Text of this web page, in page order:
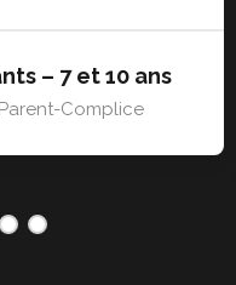
– 7 et 10 ans
Complice